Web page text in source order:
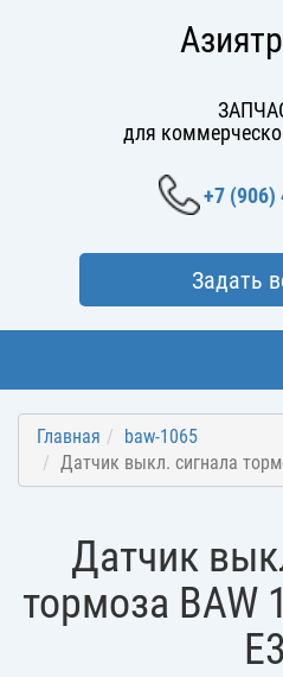
для
+7
Задать
Главная
baw-1065
Датчик выкл. сигнала
Датчик
тормоза BAW
Е3